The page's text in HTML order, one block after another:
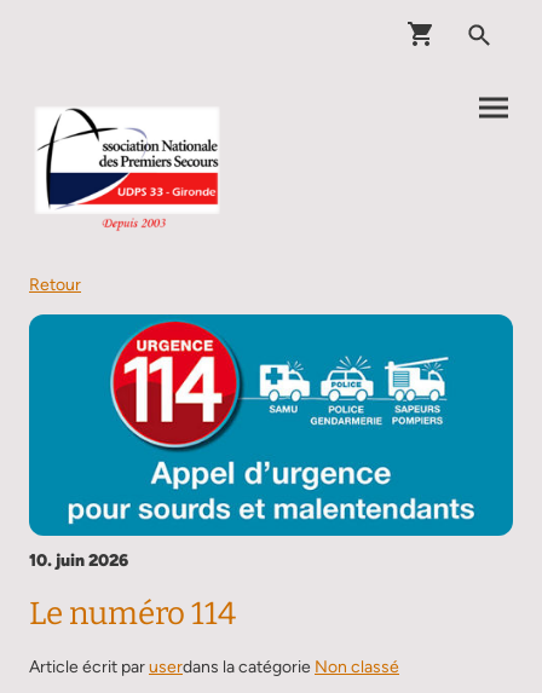
Retour
10. juin 2026
Le numéro 114
Article écrit paruserdans la catégorie Non classé